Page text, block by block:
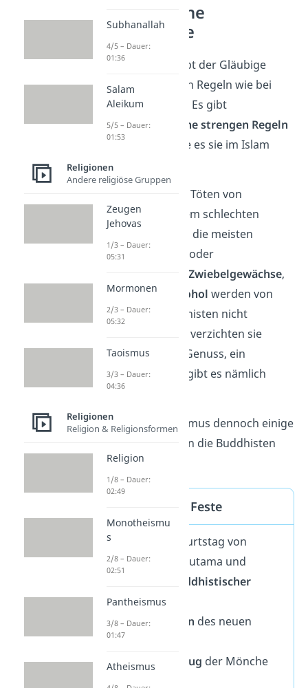
Buddhistische
Lebensweise
Im Buddhismus lebt der Gläubige
nicht nach so vielen Regeln wie bei
andere Religionen. Es gibt
beispielsweise
keinestrengen Regeln
zur Ernährung, wie es sie im Islam
gibt.
Dadurch, dass das Töten von
Lebewesen zu einem schlechten
Karma führt, leben die meisten
Buddhisten
oder
Zwiebelgewächse,
Gelatineoder Alkohol werden von
den meisten Buddhisten nicht
konsumiert. Dabei verzichten sie
freiwilligauf den Genuss, ein
generelles Verbot gibt es nämlich
nicht.
Es gibt im Buddhismus dennoch einige
, nach denen die Buddhisten
leben sollten.
Buddhistische Feste
: Geburtstag von
Siddartha Gautama und
buddhistischer
Feiertag
Losar: Beginn des neuen
Jahres
Vassa: Rückzug der Mönche
ins Kloster
Subhanallah
4/5 – Dauer:
01:36
Salam
Aleikum
5/5 – Dauer:
01:53
Religionen
Andere religiöse Gruppen
Zeugen
Jehovas
1/3 – Dauer:
05:31
Mormonen
2/3 – Dauer:
05:32
Taoismus
3/3 – Dauer:
04:36
Religionen
Religion & Religionsformen
Religion
1/8 – Dauer:
02:49
Monotheismu
s
2/8 – Dauer:
02:51
Pantheismus
3/8 – Dauer:
01:47
Atheismus